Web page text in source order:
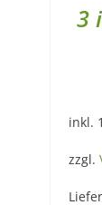
3
inkl.
zzgl.